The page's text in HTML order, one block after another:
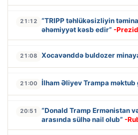
21:12
“TRIPP təhlükəsizliyin
əhəmiyyət kəsb edir” -
21:08 Xocavənddə buldozer
21:00 İlham Əliyev Trampa məktub
20:51
“Donald Tramp Ermənistan
arasında sülhə nail olub” -